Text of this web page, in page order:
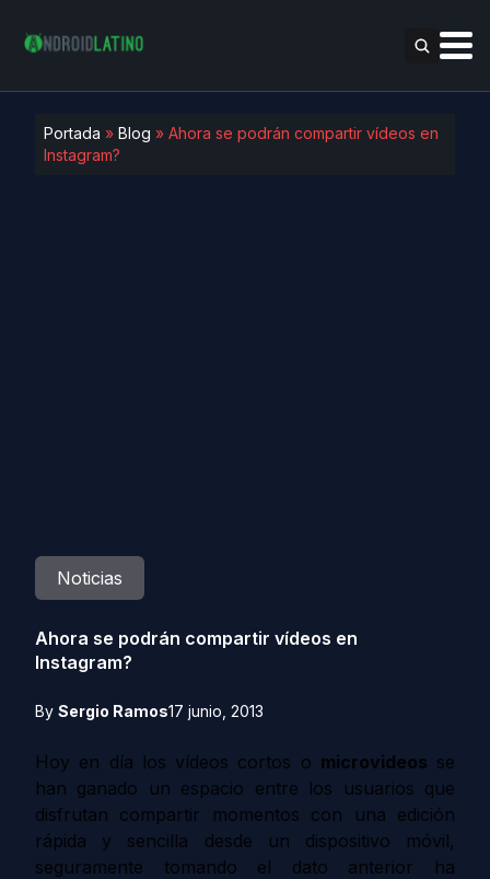
Portada » Blog » Ahora se podrán compartir vídeos en
Instagram?
Noticias
Ahora se podrán compartir vídeos en
Instagram?
By Sergio Ramos17 junio, 2013
Hoy en día los vídeos cortos o microvideos se
han ganado un espacio entre los usuarios que
disfrutan compartir momentos con una edición
rápida y sencilla desde un dispositivo móvil,
seguramente tomando el dato anterior ha